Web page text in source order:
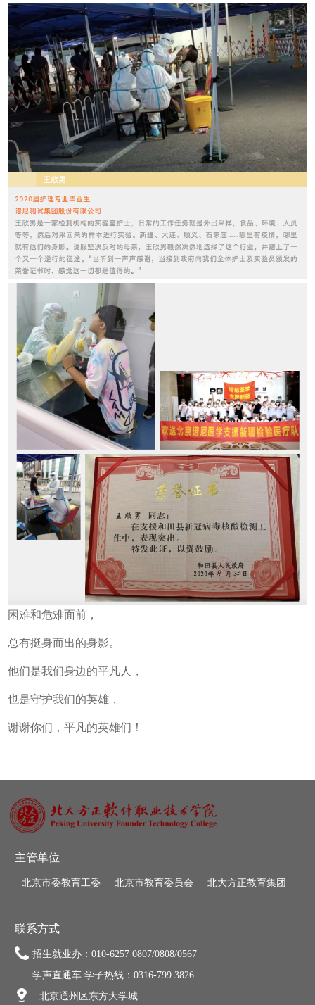
困难和危难面前，
总有挺身而出的身影。
他们是我们身边的平凡人，
也是守护我们的英雄，
谢谢你们，平凡的英雄们！
主管单位
北京市委教育工委 北京市教育委员会 北大方正教育集团
联系方式
招生就业办：010-6257 0807/0808/0567
学声直通车 学子热线：0316-799 3826
北京通州区东方大学城